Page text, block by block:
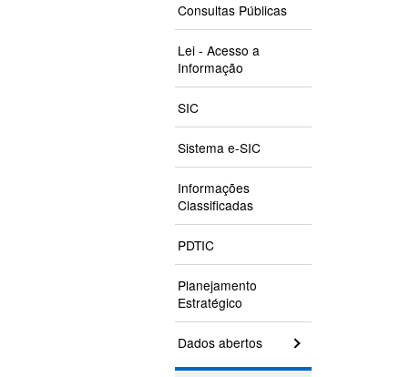
Consultas Públicas
Lei - Acesso a
Informação
SIC
Sistema e-SIC
Informações
Classificadas
PDTIC
Planejamento
Estratégico
Dados abertos